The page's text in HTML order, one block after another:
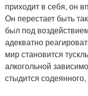
приходит в себя, он
Он перестает быть
был под
адекватно
мир становится
алкогольной
стыдится